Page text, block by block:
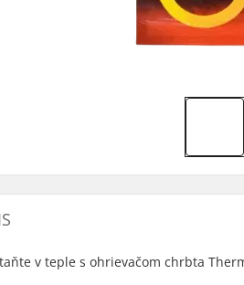
v teple s ohrievačom chrbta